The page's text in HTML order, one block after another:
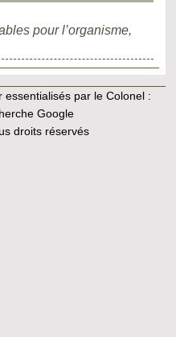
pour l’organisme,
par le Colonel :
Google
droits réservés